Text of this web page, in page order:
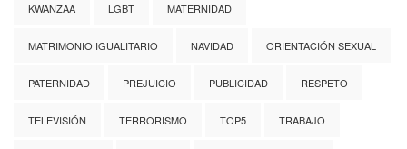
KWANZAA LGBT MATERNIDAD
MATRIMONIO IGUALITARIO NAVIDAD ORIENTACIÓN SEXUAL
PATERNIDAD PREJUICIO PUBLICIDAD RESPETO
TELEVISIÓN TERRORISMO TOP5 TRABAJO